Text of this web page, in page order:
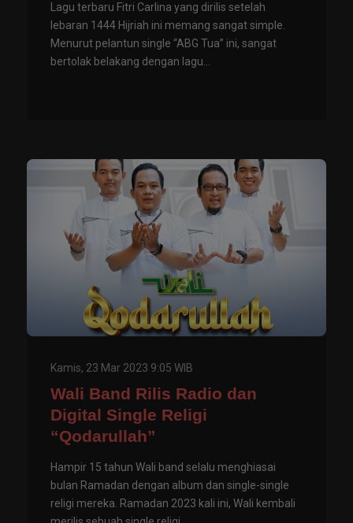
Lagu terbaru Fitri Carlina yang dirilis setelah
lebaran 1444 Hijriah ini memang sangat simple.
Menurut pelantun single “ABG Tua” ini, sangat
bertolak belakang dengan lagu...
Kamis, 23 Mar 2023 9:05 WIB
Wali Band Rilis Radio dan
Digital Single Religi
“Qodarullah”
Hampir 15 tahun Wali band selalu menghiasai
bulan Ramadan dengan album dan single-single
religi mereka. Ramadan 2023 kali ini, Wali kembali